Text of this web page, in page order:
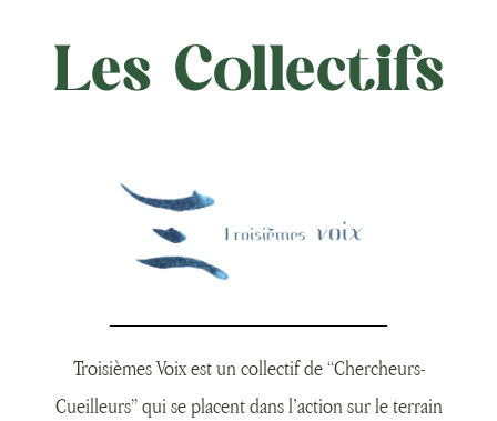
Les Collectifs
Troisièmes Voix est un collectif de “Chercheurs-
Cueilleurs” qui se placent dans l’action sur le terrain